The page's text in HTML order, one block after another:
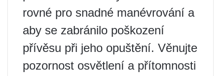
rovné pro snadné manévrování a
aby se zabránilo poškození
přívěsu při jeho opuštění. Věnujte
pozornost osvětlení a přítomnosti